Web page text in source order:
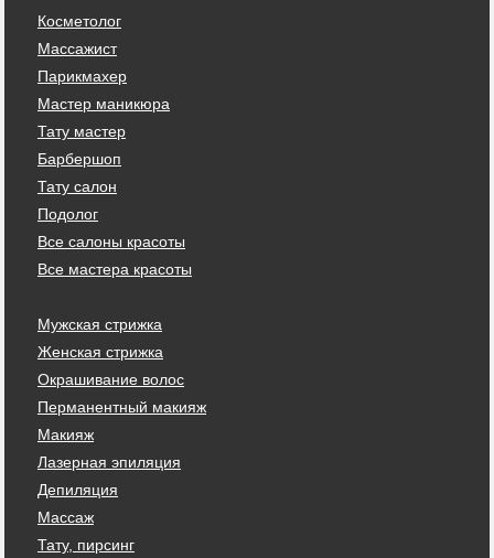
Косметолог
Массажист
Парикмахер
Мастер маникюра
Тату мастер
Барбершоп
Тату салон
Подолог
Все салоны красоты
Все мастера красоты
Мужская стрижка
Женская стрижка
Окрашивание волос
Перманентный макияж
Макияж
Лазерная эпиляция
Депиляция
Массаж
Тату, пирсинг